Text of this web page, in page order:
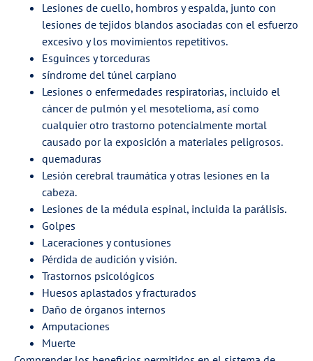
Lesiones de cuello, hombros y espalda, junto con
lesiones de tejidos blandos asociadas con el esfuerzo
excesivo y los movimientos repetitivos.
Esguinces y torceduras
síndrome del túnel carpiano
Lesiones o enfermedades respiratorias, incluido el
cáncer de pulmón y el mesotelioma, así como
cualquier otro trastorno potencialmente mortal
causado por la exposición a materiales peligrosos.
quemaduras
Lesión cerebral traumática y otras lesiones en la
cabeza.
Lesiones de la médula espinal, incluida la parálisis.
Golpes
Laceraciones y contusiones
Pérdida de audición y visión.
Trastornos psicológicos
Huesos aplastados y fracturados
Daño de órganos internos
Amputaciones
Muerte